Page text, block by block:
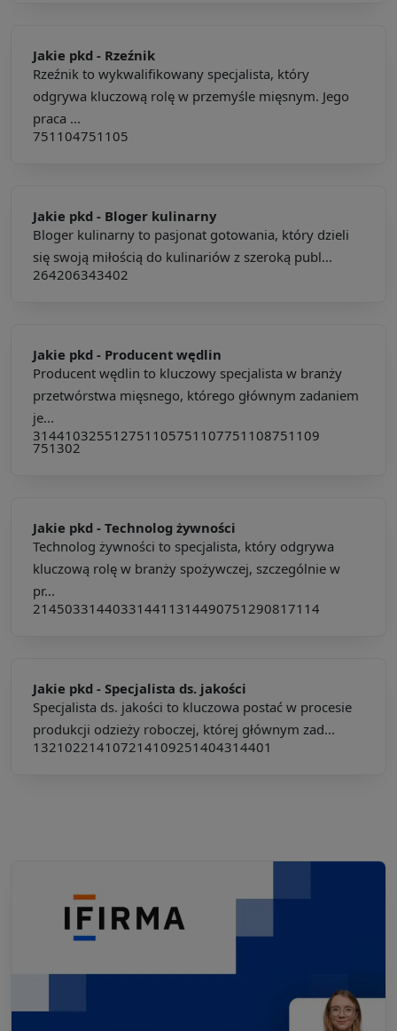
Jakie pkd - Rzeźnik
Rzeźnik to wykwalifikowany specjalista, który
odgrywa kluczową rolę w przemyśle mięsnym. Jego
praca ...
751104751105
Jakie pkd - Bloger kulinarny
Bloger kulinarny to pasjonat gotowania, który dzieli
się swoją miłością do kulinariów z szeroką publ...
264206343402
Jakie pkd - Producent wędlin
Producent wędlin to kluczowy specjalista w branży
przetwórstwa mięsnego, którego głównym zadaniem
je...
314410325512751105751107751108751109
751302
Jakie pkd - Technolog żywności
Technolog żywności to specjalista, który odgrywa
kluczową rolę w branży spożywczej, szczególnie w
pr...
214503314403314411314490751290817114
Jakie pkd - Specjalista ds. jakości
Specjalista ds. jakości to kluczowa postać w procesie
produkcji odzieży roboczej, której głównym zad...
132102214107214109251404314401